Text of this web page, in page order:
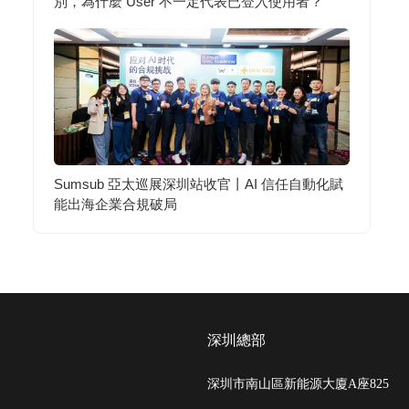
Sumsub 亞太巡展深圳站收官丨AI 信任自動化賦
能出海企業合規破局
深圳總部
深圳市南山區新能源大廈A座825